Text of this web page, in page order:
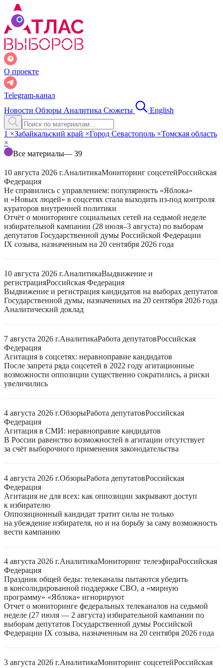
О проекте
Telegram-канал
Новости Обзоры Аналитика Сюжеты English
1 ×Забайкальский край ×Город Севастополь ×Томская область
×
Все материалы— 39
10 августа 2026 г.АналитикаМониторинг соцсетейРоссийская
Федерация
Не справились с управлением: популярность «Яблока»
и «Новых людей» в соцсетях стала выходить из-под контроля
кураторов внутренней политики
Отчёт о мониторинге социальных сетей на седьмой неделе
избирательной кампании (28 июля–3 августа) по выборам
депутатов Государственной думы Российской Федерации
IX созыва, назначенным на 20 сентября 2026 года
10 августа 2026 г.АналитикаВыдвижение и
регистрацияРоссийская Федерация
Выдвижение и регистрация кандидатов на выборах депутатов
Государственной думы, назначенных на 20 сентября 2026 года
Аналитический доклад
7 августа 2026 г.АналитикаРабота депутатовРоссийская
Федерация
Агитация в соцсетях: неравноправие кандидатов
После запрета ряда соцсетей в 2022 году агитационные
возможности оппозиции существенно сократились, а риски
увеличились
4 августа 2026 г.ОбзорыРабота депутатовРоссийская
Федерация
Агитация в СМИ: неравноправие кандидатов
В России равенство возможностей в агитации отсутствует
за счёт выборочного применения законодательства
4 августа 2026 г.ОбзорыРабота депутатовРоссийская
Федерация
Агитация не для всех: как оппозиции закрывают доступ
к избирателю
Оппозиционный кандидат тратит силы не только
на убеждение избирателя, но и на борьбу за саму возможность
вести кампанию
4 августа 2026 г.АналитикаМониторинг телеэфираРоссийская
Федерация
Праздник общей беды: телеканалы пытаются убедить
в консолидированной поддержке СВО, а «мирную
программу» «Яблока» игнорируют
Отчет о мониторинге федеральных телеканалов на седьмой
неделе (27 июля — 2 августа) избирательной кампании по
выборам депутатов Государственной думы Российской
Федерации IX созыва, назначенным на 20 сентября 2026 года
3 августа 2026 г.АналитикаМониторинг соцсетейРоссийская